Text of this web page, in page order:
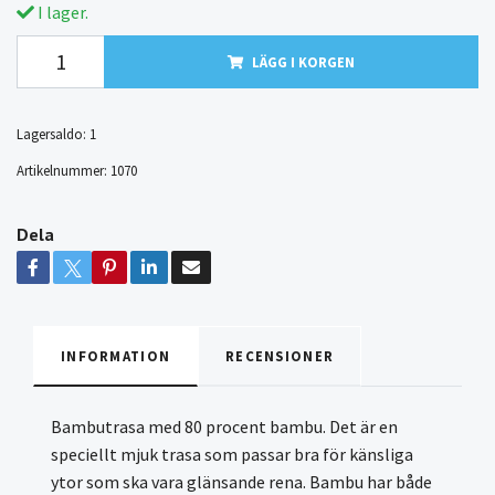
I lager.
LÄGG I KORGEN
Lagersaldo: 1
Artikelnummer: 1070
Dela
INFORMATION RECENSIONER
Bambutrasa med 80 procent bambu. Det är en
speciellt mjuk trasa som passar bra för känsliga
ytor som ska vara glänsande rena. Bambu har både